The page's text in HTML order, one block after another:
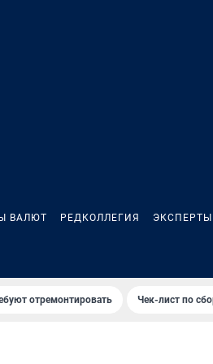
ВАЛЮТ РЕДКОЛЛЕГИЯ ЭКСПЕРТЫ
отремонтировать Чек-лист по